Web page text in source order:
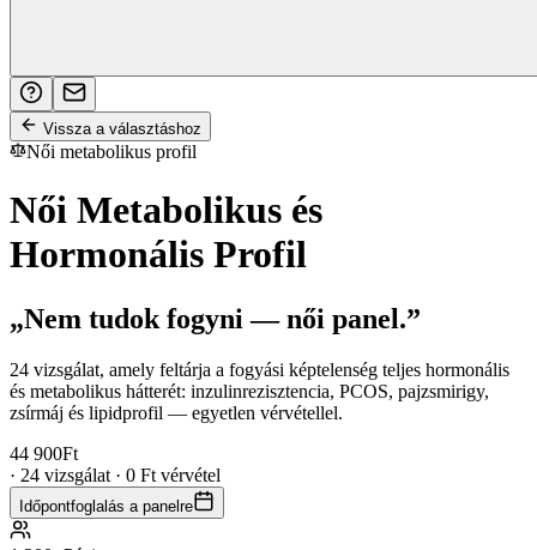
Vissza a választáshoz
Női metabolikus profil
Női Metabolikus és
Hormonális Profil
„Nem tudok fogyni — női panel.”
24 vizsgálat, amely feltárja a fogyási képtelenség teljes hormonális
és metabolikus hátterét: inzulinrezisztencia, PCOS, pajzsmirigy,
zsírmáj és lipidprofil — egyetlen vérvétellel.
44 900Ft
· 24 vizsgálat · 0 Ft vérvétel
Időpontfoglalás a panelre